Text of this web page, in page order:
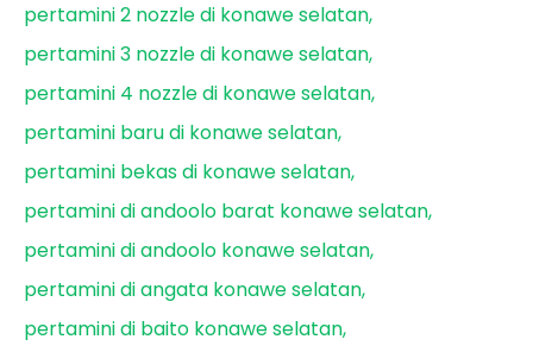
pertamini 2 nozzle di konawe selatan
pertamini 3 nozzle di konawe selatan
pertamini 4 nozzle di konawe selatan
pertamini baru di konawe selatan
pertamini bekas di konawe selatan
pertamini di andoolo barat konawe selatan
pertamini di andoolo konawe selatan
pertamini di angata konawe selatan
pertamini di baito konawe selatan